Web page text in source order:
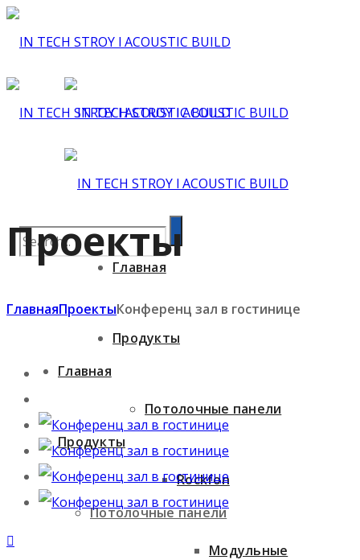
Главная
Продукты
Потолочные панели
Главная
Продукты
Потолочные панели
Rockfon
Модульные
Проекты
ГлавнаяПроектыКонференц зал в гостинице